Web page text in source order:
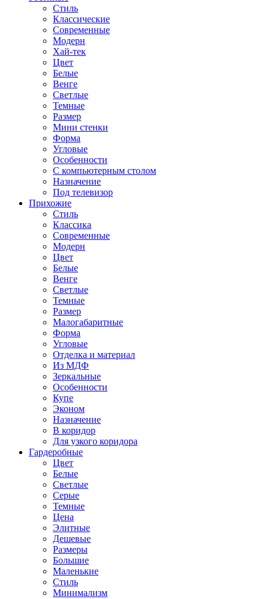
Стиль
Классические
Современные
Модерн
Хай-тек
Цвет
Белые
Венге
Светлые
Темные
Размер
Мини стенки
Форма
Угловые
Особенности
С компьютерным столом
Назначение
Под телевизор
Прихожие
Стиль
Классика
Современные
Модерн
Цвет
Белые
Венге
Светлые
Темные
Размер
Малогабаритные
Форма
Угловые
Отделка и материал
Из МДФ
Зеркальные
Особенности
Купе
Эконом
Назначение
В коридор
Для узкого коридора
Гардеробные
Цвет
Белые
Светлые
Серые
Темные
Цена
Элитные
Дешевые
Размеры
Большие
Маленькие
Стиль
Минимализм